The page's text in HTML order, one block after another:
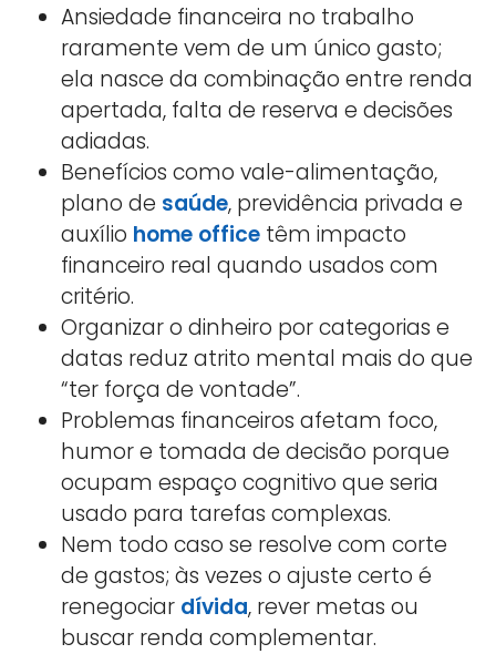
Ansiedade financeira no trabalho
raramente vem de um único gasto;
ela nasce da combinação entre renda
apertada, falta de reserva e decisões
adiadas.
Benefícios como vale-alimentação,
plano de saúde, previdência privada e
auxílio home office têm impacto
financeiro real quando usados com
critério.
Organizar o dinheiro por categorias e
datas reduz atrito mental mais do que
“ter força de vontade”.
Problemas financeiros afetam foco,
humor e tomada de decisão porque
ocupam espaço cognitivo que seria
usado para tarefas complexas.
Nem todo caso se resolve com corte
de gastos; às vezes o ajuste certo é
renegociar dívida, rever metas ou
buscar renda complementar.